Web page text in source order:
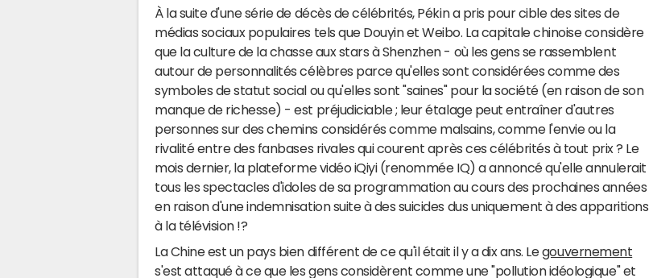
À la suite d'une série de décès de célébrités, Pékin a pris pour cible des sites de
médias sociaux populaires tels que Douyin et Weibo. La capitale chinoise considère
que la culture de la chasse aux stars à Shenzhen - où les gens se rassemblent
autour de personnalités célèbres parce qu'elles sont considérées comme des
symboles de statut social ou qu'elles sont "saines" pour la société (en raison de son
manque de richesse) - est préjudiciable ; leur étalage peut entraîner d'autres
personnes sur des chemins considérés comme malsains, comme l'envie ou la
rivalité entre des fanbases rivales qui courent après ces célébrités à tout prix ? Le
mois dernier, la plateforme vidéo iQiyi (renommée IQ) a annoncé qu'elle annulerait
tous les spectacles d'idoles de sa programmation au cours des prochaines années
en raison d'une indemnisation suite à des suicides dus uniquement à des apparitions
à la télévision !?
La Chine est un pays bien différent de ce qu'il était il y a dix ans. Legouvernement
s'est attaqué à ce que les gens considèrent comme une "pollution idéologique" et